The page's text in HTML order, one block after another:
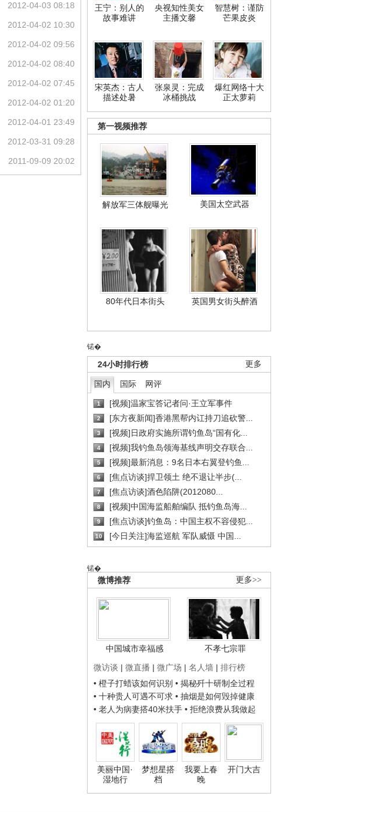
王宁：别人的
故事难讲
央视知性美女
主播文馨
智慧树：谨防
芒果皮炎
宋英杰：古人
描述处暑
张泉灵：完成
冰桶挑战
爆红网络十大
正太萝莉
第一视频推荐
解放军三体舰曝光 美国太空武器
80年代日本街头 英国男女街头醉酒
锘�
更多
24小时排行榜
国内 国际 网评
1 [视频]温家宝答记者问·王立军事件
2 [东方夜新闻]香港黑帮内讧持刀追砍警...
3 [视频]日政府实施所谓钓鱼岛“国有化...
4 [视频]我钓鱼岛领海基线声明交存联合...
5 [视频]最新消息：9名日本右翼登钓鱼...
6 [焦点访谈]捍卫领土 绝不退让半步(...
7 [焦点访谈]酒色陷阱(2012080...
8 [视频]中国海监船舶编队 抵钓鱼岛海...
9 [焦点访谈]钓鱼岛：中国主权不容侵犯...
10 [今日关注]海监巡航 军队威慑 中国...
锘�
更多>>
微博推荐
中国城市幸福感
不孝七宗罪
微访谈 | 微直播 | 微广场 | 名人墙 | 排行榜
• 橙子打蜡该如何识别 • 揭秘歼十研制全过程
• 十种贵人可遇不可求 • 抽烟是如何毁掉健康
• 老人为病妻搭40米扶手 • 拒绝浪费从我做起
美丽中国·
湿地行
梦想星搭
档
我要上春
晚
开门大吉
2012-04-03 08:18
2012-04-02 10:30
2012-04-02 09:56
2012-04-02 08:40
2012-04-02 07:45
2012-04-02 01:20
2012-04-01 23:49
2012-03-31 09:28
2011-09-09 20:02